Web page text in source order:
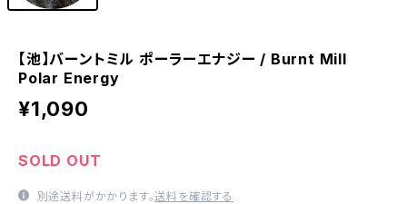
【池】バーントミル ポーラーエナジー / Burnt Mill
Polar Energy
¥1,090
SOLD OUT
別途送料がかかります。送料を確認する